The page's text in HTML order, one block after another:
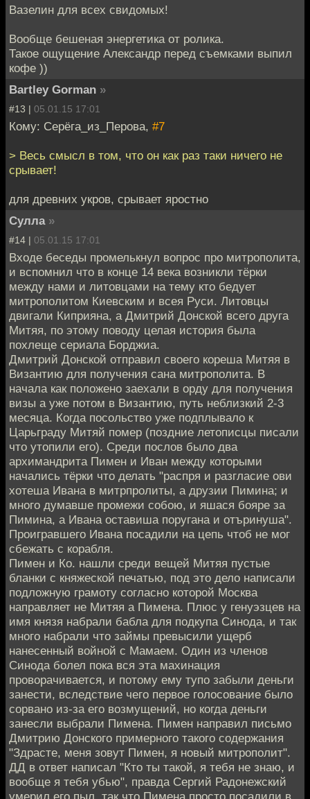
Вазелин для всех свидомых!
Вообще бешеная энергетика от ролика.
Такое ощущение Александр перед съемками выпил
кофе ))
Bartley Gorman »
#13 | 05.01.15 17:01
Кому: Серёга_из_Перова, #7
> Весь смысл в том, что он как раз таки ничего не
срывает!
для древних укров, срывает яростно
Сулла »
#14 | 05.01.15 17:01
Входе беседы промелькнул вопрос про митрополита,
и вспомнил что в конце 14 века возникли тёрки
между нами и литовцами на тему кто бедует
митрополитом Киевским и всея Руси. Литовцы
двигали Киприяна, а Дмитрий Донской всего друга
Митяя, по этому поводу целая история была
похлеще сериала Борджиа.
Дмитрий Донской отправил своего кореша Митяя в
Византию для получения сана митрополита. В
начала как положено заехали в орду для получения
визы а уже потом в Византию, путь неблизкий 2-3
месяца. Когда посольство уже подплывало к
Царьграду Митяй помер (поздние летописцы писали
что утопили его). Среди послов было два
архимандрита Пимен и Иван между которыми
начались тёрки что делать "распря и разгласие ови
хотеша Ивана в митрпролиты, а друзии Пимина; и
много думавше промежи собою, и яшася бояре за
Пимина, а Ивана оставиша поругана и отъринуша".
Проигравшего Ивана посадили на цепь чтоб не мог
сбежать с корабля.
Пимен и Ко. нашли среди вещей Митяя пустые
бланки с княжеской печатью, под это дело написали
подложную грамоту согласно которой Москва
направляет не Митяя а Пимена. Плюс у генуэзцев на
имя князя набрали бабла для подкупа Синода, и так
много набрали что займы превысили ущерб
нанесенный войной с Мамаем. Один из членов
Синода болел пока вся эта махинация
проворачивается, и потому ему тупо забыли деньги
занести, вследствие чего первое голосование было
сорвано из-за его возмущений, но когда деньги
занесли выбрали Пимена. Пимен направил письмо
Дмитрию Донского примерного такого содержания
"Здрасте, меня зовут Пимен, я новый митрополит".
ДД в ответ написал "Кто ты такой, я тебя не знаю, и
вообще я тебя убью", правда Сергий Радонежский